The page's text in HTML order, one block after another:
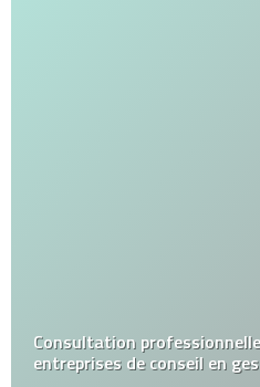
Consultation
entreprises de conseil en